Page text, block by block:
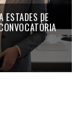
ESTADES DE